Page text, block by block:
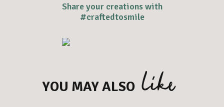
Share your creations with
#craftedtosmile
YOU MAY ALSO like